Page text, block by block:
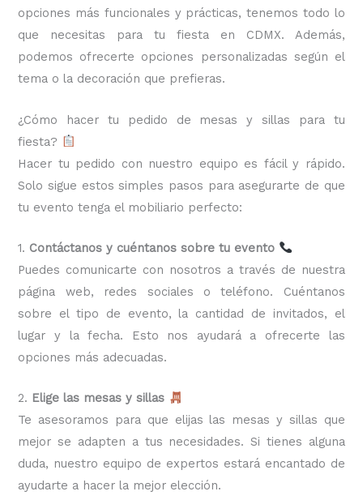
opciones más funcionales y prácticas, tenemos todo lo
que necesitas para tu fiesta en CDMX. Además,
podemos ofrecerte opciones personalizadas según el
tema o la decoración que prefieras.
¿Cómo hacer tu pedido de mesas y sillas para tu
fiesta?
Hacer tu pedido con nuestro equipo es fácil y rápido.
Solo sigue estos simples pasos para asegurarte de que
tu evento tenga el mobiliario perfecto:
1. Contáctanos y cuéntanos sobre tu evento
Puedes comunicarte con nosotros a través de nuestra
página web, redes sociales o teléfono. Cuéntanos
sobre el tipo de evento, la cantidad de invitados, el
lugar y la fecha. Esto nos ayudará a ofrecerte las
opciones más adecuadas.
2. Elige las mesas y sillas
Te asesoramos para que elijas las mesas y sillas que
mejor se adapten a tus necesidades. Si tienes alguna
duda, nuestro equipo de expertos estará encantado de
ayudarte a hacer la mejor elección.